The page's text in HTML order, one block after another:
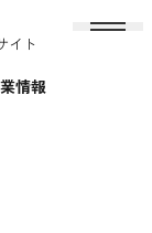
イト
情報